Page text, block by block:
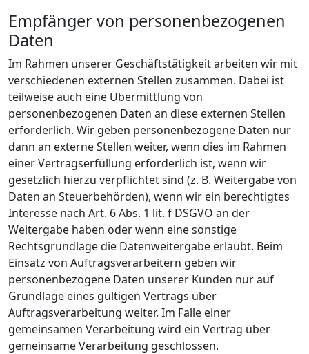
Empfänger von personenbezogenen
Daten
Im Rahmen unserer Geschäftstätigkeit arbeiten wir mit
verschiedenen externen Stellen zusammen. Dabei ist
teilweise auch eine Übermittlung von
personenbezogenen Daten an diese externen Stellen
erforderlich. Wir geben personenbezogene Daten nur
dann an externe Stellen weiter, wenn dies im Rahmen
einer Vertragserfüllung erforderlich ist, wenn wir
gesetzlich hierzu verpflichtet sind (z. B. Weitergabe von
Daten an Steuerbehörden), wenn wir ein berechtigtes
Interesse nach Art. 6 Abs. 1 lit. f DSGVO an der
Weitergabe haben oder wenn eine sonstige
Rechtsgrundlage die Datenweitergabe erlaubt. Beim
Einsatz von Auftragsverarbeitern geben wir
personenbezogene Daten unserer Kunden nur auf
Grundlage eines gültigen Vertrags über
Auftragsverarbeitung weiter. Im Falle einer
gemeinsamen Verarbeitung wird ein Vertrag über
gemeinsame Verarbeitung geschlossen.